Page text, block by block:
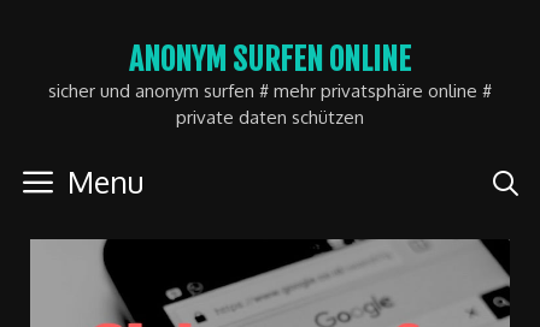
content
ANONYM SURFEN ONLINE
sicher und anonym surfen # mehr privatsphäre online #
private daten schützen
Menu